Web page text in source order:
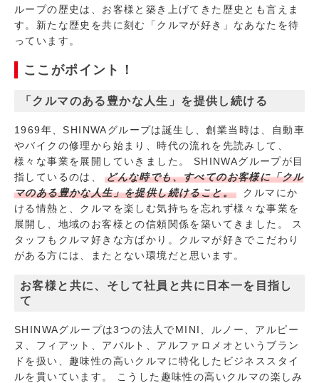
ループの歴史は、お客様と築き上げてきた歴史とも言えま
す。新たな歴史を共に刻む「クルマが好き」なあなたを待
っています。
ここがポイント！
「クルマのある豊かな人生」を提供し続ける
1969年、SHINWAグループは誕生し、創業当時は、自動車
やバイクの修理から始まり、時代の流れを先読みして、
様々な事業を展開していきました。 SHINWAグループが目
指しているのは、
どんな時でも、すべてのお客様に「クル
マのある豊かな人生」を提供し続けること。
クルマにか
ける情熱と、クルマを楽しむ気持ちを忘れず様々な事業を
展開し、地域のお客様との信頼関係を築いてきました。 ス
タッフもクルマ好きな方ばかり。クルマが好きでこだわり
がある方には、またとない環境だと思います。
お客様と共に、そして社員と共に日本一を目指し
て
SHINWAグループは3つの法人でMINI、ルノー、アルピー
ヌ、フィアット、アバルト、アルファロメオというブラン
ドを扱い、趣味性の高いクルマに特化したビジネススタイ
ルを貫いています。 こうした趣味性の高いクルマの楽しみ